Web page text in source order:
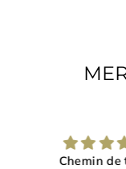
Bravo à